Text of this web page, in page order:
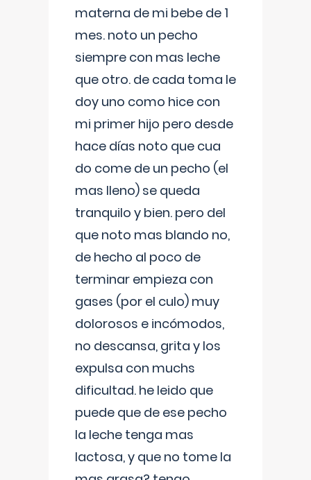
materna de mi bebe de 1
mes. noto un pecho
siempre con mas leche
que otro. de cada toma le
doy uno como hice con
mi primer hijo pero desde
hace días noto que cua
do come de un pecho (el
mas lleno) se queda
tranquilo y bien. pero del
que noto mas blando no,
de hecho al poco de
terminar empieza con
gases (por el culo) muy
dolorosos e incómodos,
no descansa, grita y los
expulsa con muchs
dificultad. he leido que
puede que de ese pecho
la leche tenga mas
lactosa, y que no tome la